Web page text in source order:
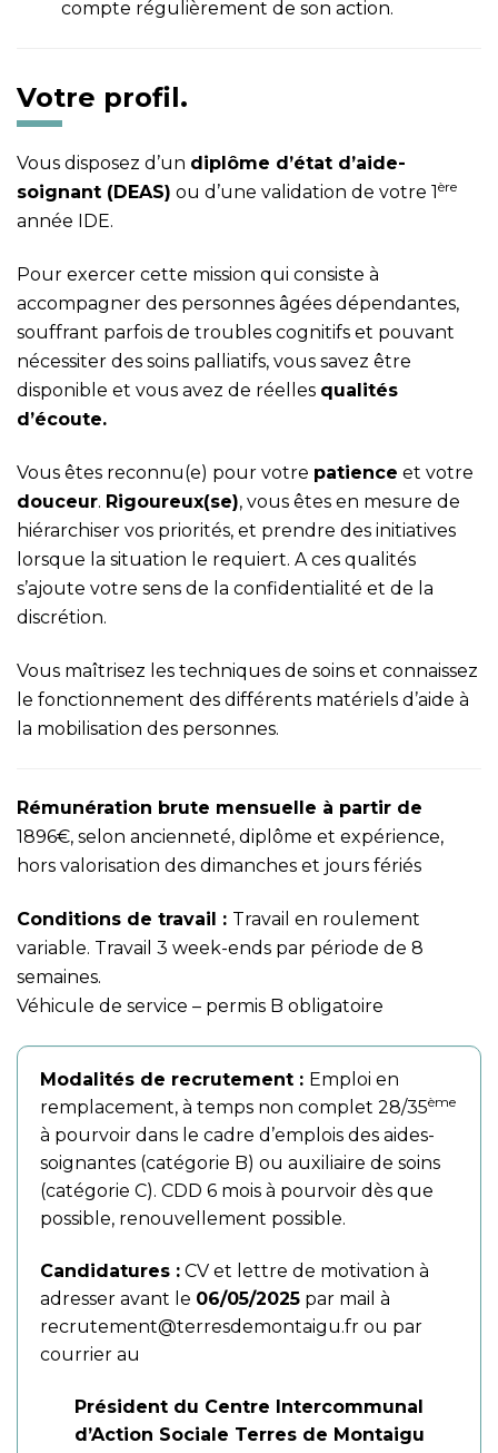
compte régulièrement de son action.
Votre profil.
Vous disposez d’un dipl ôme d’état d’aide-
soignant (DEAS) ou d’une validation de votre 1 ère
année IDE.
Pour exercer cette mission qui consiste à
accompagner des personnes âgées dépendantes,
souffrant parfois de troubles cognitifs et pouvant
nécessiter des soins palliatifs, vous savez être
disponible et vous avez de réelles qualités
d’écoute.
Vous êtes reconnu(e) pour votre patience et votre
douceur. Rigoureux(se), vous êtes en mesure de
hiérarchiser vos priorités, et prendre des initiatives
lorsque la situation le requiert. A ces qualités
s’ajoute votre sens de la confidentialité et de la
discrétion.
Vous maîtrisez les techniques de soins et connaissez
le fonctionnement des différents matériels d’aide à
la mobilisation des personnes.
Rémunération brute mensuelle à partir de
1896€, selon ancienneté, diplôme et expérience,
hors valorisation des dimanches et jours fériés
Conditions de travail : Travail en roulement
variable. Travail 3 week-ends par période de 8
semaines.
Véhicule de service – permis B obligatoire
Modalités de recrutement : Emploi en
remplacement, à temps non complet 28/35ème
à pourvoir dans le cadre d’emplois des aides-
soignantes (catégorie B) ou auxiliaire de soins
(catégorie C). CDD 6 mois à pourvoir dès que
possible, renouvellement possible.
Candidatures : CV et lettre de motivation à
adresser avant le 06/05/2025 par mail à
recrutement@terresdemontaigu.fr ou par
courrier au
Président du Centre Intercommunal
d’Action Sociale Terres de Montaigu